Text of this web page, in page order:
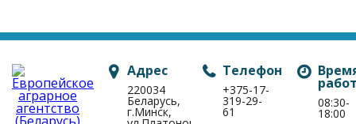
Адрес
220034
Беларусь,
г.Минск,
Телефон
+375-17-
319-29-
61
08:30-
18:00